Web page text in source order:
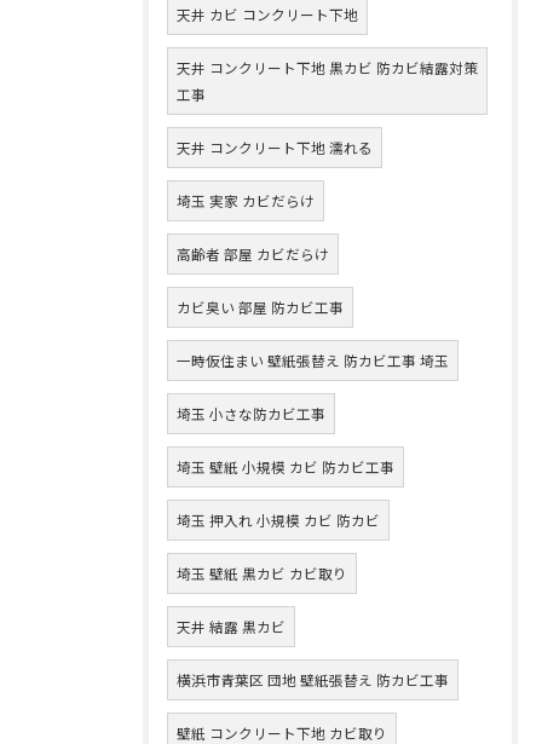
天井 カビ コンクリート下地
天井 コンクリート下地 黒カビ 防カビ結露対策
工事
天井 コンクリート下地 濡れる
埼玉 実家 カビだらけ
高齢者 部屋 カビだらけ
カビ臭い 部屋 防カビ工事
一時仮住まい 壁紙張替え 防カビ工事 埼玉
埼玉 小さな防カビ工事
埼玉 壁紙 小規模 カビ 防カビ工事
埼玉 押入れ 小規模 カビ 防カビ
埼玉 壁紙 黒カビ カビ取り
天井 結露 黒カビ
横浜市青葉区 団地 壁紙張替え 防カビ工事
壁紙 コンクリート下地 カビ取り